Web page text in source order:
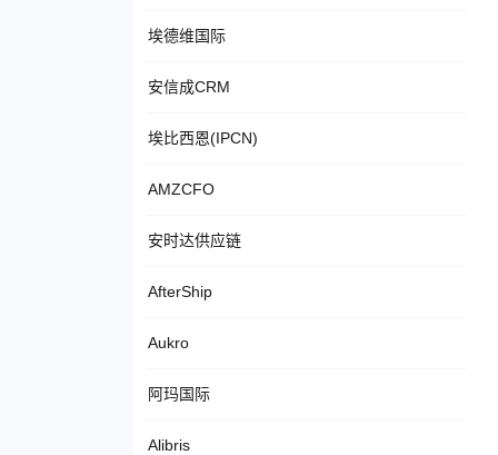
埃德维国际
安信成CRM
埃比西恩(IPCN)
AMZCFO
安时达供应链
AfterShip
Aukro
阿玛国际
Alibris